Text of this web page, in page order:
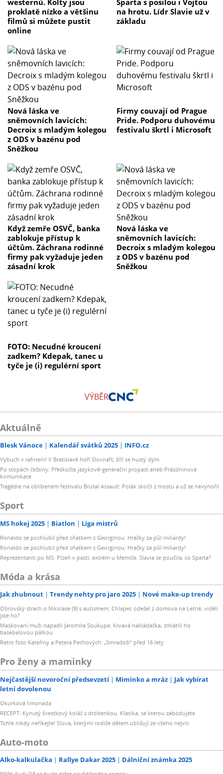
proklatě nízko a většinu
filmů si můžete pustit
online
na hrotu. Lídr Slavie už v
základu
Nová láska ve
sněmovních lavicích:
Decroix s mladým kolegou
z ODS v bazénu pod
Sněžkou
Firmy couvají od Prague
Pride. Podporu duhovému
festivalu škrtl i Microsoft
Když zemře OSVČ, banka
zablokuje přístup k
účtům. Záchrana rodinné
firmy pak vyžaduje jeden
zásadní krok
Nová láska ve
sněmovních lavicích:
Decroix s mladým kolegou
z ODS v bazénu pod
Sněžkou
FOTO: Necudné kroucení
zadkem? Kdepak, tanec u
tyče je (i) regulérní sport
VÝBĚR
Aktuálně
Blesk Vánoce Kalendář svátků 2025 INFO.cz
Výbuch v rafinerii! V Bratislavě hoří Slovnaft, šíří se hustý dým
Po stopách češtiny: Přeskočte jazykově-generační propast aneb Prázdninová
komunikace
Tragédie na oblíbeném festivalu Brutal Assault: Polák skočil z mostu a už se nevynořil
Sport
MS hokej 2025 Biatlon Liga mistrů
Ronaldo se pochlubil před sňatkem s Georginou: Hračky za půl miliardy!
Ronaldo se pochlubil před sňatkem s Georginou: Hračky za půl miliardy!
Reprezentanti po MS: Plzeň v pasti, extrém u Memiče. Slavia se poučila, co Sparta?
Móda a krása
Jak zhubnout Trendy nehty pro jaro 2025 Nové make-up trendy
Obrovský strach o Nikolase (9) s autismem: Chlapec odešel z domova na Letné, viděli
jste ho?
Maskovaní muži napadli Jaromíra Soukupa: Krvavá nakládačka, zmlátili ho
basebalovou pálkou
Retro foto Kateřiny a Petera Pechových: „Smraďoši“ před 16 lety
Pro ženy a maminky
Nejčastější novoroční předsevzetí Miminko a mráz
Jak vybírat
letní dovolenou
Okurková limonáda
RECEPT: Kynutý švestkový koláč s drobenkou. Klasika, se kterou zabodujete
Tohle nikdy neříkejte! Slova, kterými rodiče dětem ubližují ze všeho nejvíc
Auto-moto
Alko-kalkulačka Rallye Dakar 2025 Dálniční známka 2025